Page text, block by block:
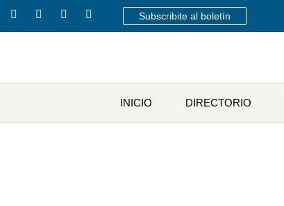
Subscribite al boletín
INICIO DIRECTORIO